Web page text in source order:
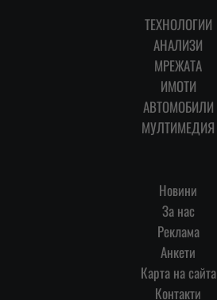
ТЕХНОЛОГИИ
АНАЛИЗИ
МРЕЖАТА
ИМОТИ
АВТОМОБИЛИ
МУЛТИМЕДИЯ
Новини
За нас
Реклама
Анкети
Карта на сайта
Контакти